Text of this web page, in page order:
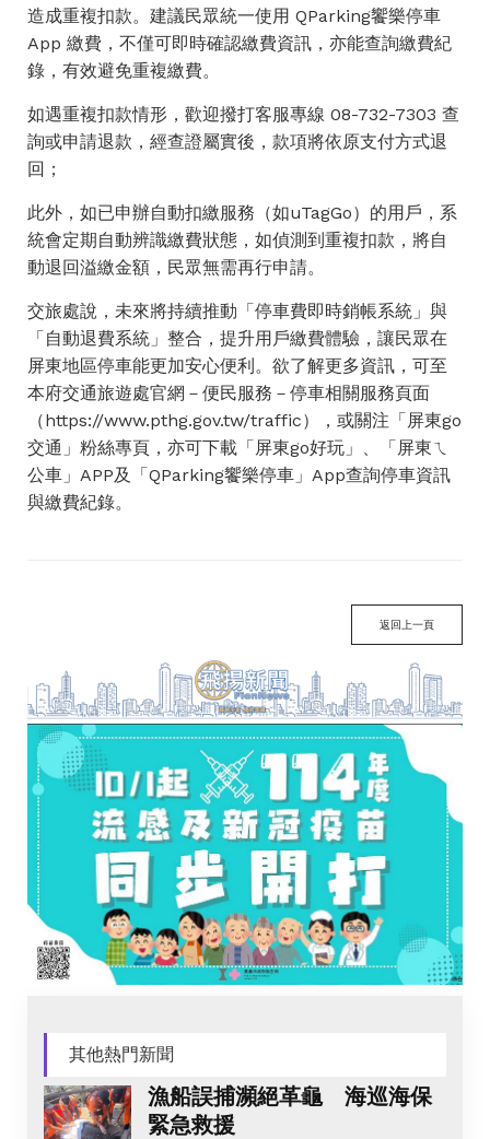
造成重複扣款。建議民眾統一使用 QParking饗樂停車
App 繳費，不僅可即時確認繳費資訊，亦能查詢繳費紀
錄，有效避免重複繳費。
如遇重複扣款情形，歡迎撥打客服專線 08-732-7303 查
詢或申請退款，經查證屬實後，款項將依原支付方式退
回；
此外，如已申辦自動扣繳服務（如uTagGo）的用戶，系
統會定期自動辨識繳費狀態，如偵測到重複扣款，將自
動退回溢繳金額，民眾無需再行申請。
交旅處說，未來將持續推動「停車費即時銷帳系統」與
「自動退費系統」整合，提升用戶繳費體驗，讓民眾在
屏東地區停車能更加安心便利。欲了解更多資訊，可至
本府交通旅遊處官網－便民服務－停車相關服務頁面
（https://www.pthg.gov.tw/traffic），或關注「屏東go
交通」粉絲專頁，亦可下載「屏東go好玩」、「屏東ㄟ
公車」APP及「QParking饗樂停車」App查詢停車資訊
與繳費紀錄。
返回上一頁
其他熱門新聞
漁船誤捕瀕絕革龜 海巡海保
緊急救援